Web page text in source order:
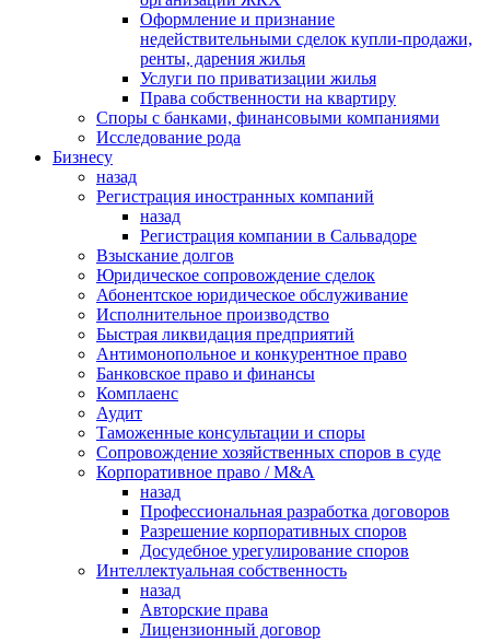
Оформление и признание
недействительными сделок купли-продажи,
ренты, дарения жилья
Услуги по приватизации жилья
Права собственности на квартиру
Cпоры с банками, финансовыми компаниями
Исследование рода
Бизнесу
назад
Регистрация иностранных компаний
назад
Регистрация компании в Сальвадоре
Взыскание долгов
Юридическое сопровождение сделок
Абонентское юридическое обслуживание
Исполнительное производство
Быстрая ликвидация предприятий
Антимонопольное и конкурентное право
Банковское право и финансы
Комплаенс
Аудит
Таможенные консультации и споры
Сопровождение хозяйственных споров в суде
Корпоративное право / M&A
назад
Профессиональная разработка договоров
Разрешение корпоративных споров
Досудебное урегулирование споров
Интеллектуальная собственность
назад
Авторские права
Лицензионный договор